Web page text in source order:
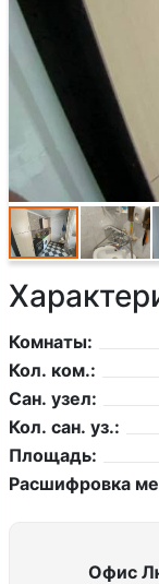
Комнаты:
Кол. ком.:
Сан. узел:
Кол. сан. уз.:
Площадь:
Расшифровка
Офис